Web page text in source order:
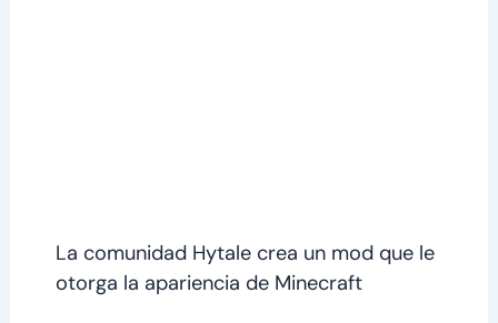
La comunidad Hytale crea un mod que le
otorga la apariencia de Minecraft